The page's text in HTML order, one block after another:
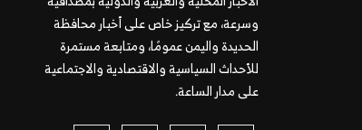
وسرعة، مع تركيز خاص على أخبار محافظة
الحديدة واليمن عمومًا، ومتابعة مستمرة
للأحداث السياسية والاقتصادية والاجتماعية
على مدار الساعة.